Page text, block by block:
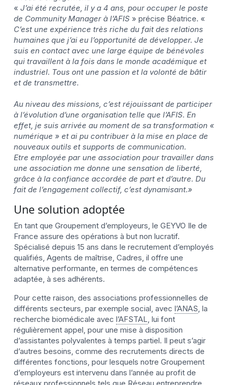
« J’ai été recrutée, il y a 4 ans, pour occuper le poste
de Community Manager à l’AFIS » précise Béatrice. «
C’est une expérience très riche du fait des relations
humaines que j’ai eu l’opportunité de développer. Je
suis en contact avec une large équipe de bénévoles
qui travaillent à la fois dans le monde académique et
industriel. Tous ont une passion et la volonté de bâtir
et de transmettre.
Au niveau des missions, c’est réjouissant de participer
à l’évolution d’une organisation telle que l’AFIS. En
effet, je suis arrivée au moment de sa transformation «
numérique » et ai pu contribuer à la mise en place de
nouveaux outils et supports de communication.
Etre employée par une association pour travailler dans
une association me donne une sensation de liberté,
grâce à la confiance accordée de part et d’autre. Du
fait de l’engagement collectif, c’est dynamisant.»
Une solution adoptée
En tant que Groupement d’employeurs, le GEYVO Ile de
France assure des opérations à but non lucratif.
Spécialisé depuis 15 ans dans le recrutement d’employés
qualifiés, Agents de maîtrise, Cadres, il offre une
alternative performante, en termes de compétences
adaptée, à ses adhérents.
Pour cette raison, des associations professionnelles de
différents secteurs, par exemple social, avec l’ANAS, la
recherche biomédicale avec l’AFSTAL, lui font
régulièrement appel, pour une mise à disposition
d’assistantes polyvalentes à temps partiel. Il peut s’agir
d’autres besoins, comme des recrutements directs de
différentes fonctions, pour lesquels notre Groupement
d’employeurs est intervenu dans l’année au profit de